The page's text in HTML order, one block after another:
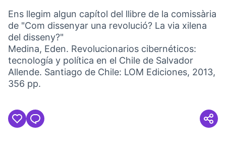
Ens llegim algun capítol del llibre de la comissària
de "Com dissenyar una revolució? La via xilena
del disseny?"
Medina, Eden. Revolucionarios cibernéticos:
tecnología y política en el Chile de Salvador
Allende. Santiago de Chile: LOM Ediciones, 2013,
356 pp.